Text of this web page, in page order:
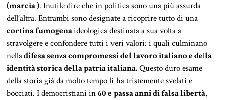
(marcia ). Inutile dire che in politica sono una più assurda
dell’altra. Entrambi sono designate a ricoprire tutto di una
cortina fumogenaideologica destinata a sua volta a
stravolgere e confondere tutti i veri valori: i quali culminano
nelladifesa senza compromessi del lavoro italiano e della
identità storica della patria italiana.Questo duro esame
della storia già da molto tempo li ha tristemente svelati e
bocciati. I democristiani in60 e passa anni di falsa libertà,